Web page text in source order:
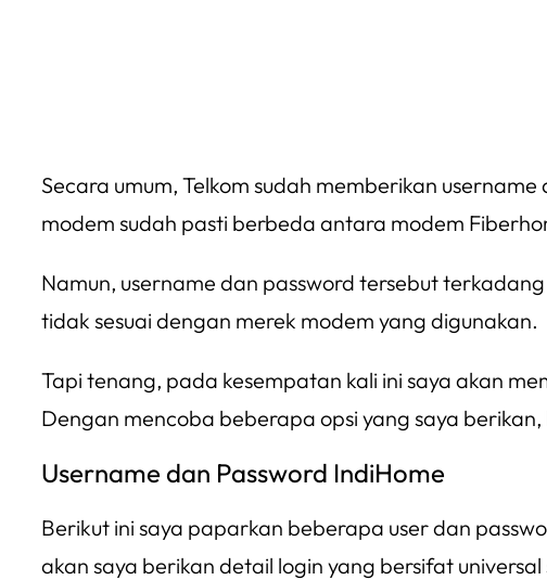
Secara umum, Telkom sudah memberikan
modem sudah pasti berbeda antara modem
Namun, username dan password tersebut
tidak sesuai dengan merek modem yang digunakan.
Tapi tenang, pada kesempatan kali ini saya akan
Dengan mencoba beberapa opsi yang saya
Username dan Password IndiHome
Berikut ini saya paparkan beberapa user dan
akan saya berikan detail login yang bersifat